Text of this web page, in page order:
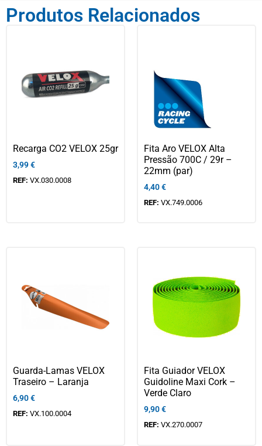
Produtos Relacionados
Recarga CO2 VELOX 25gr
3,99€
REF: VX.030.0008
Fita Aro VELOX Alta
Pressão 700C / 29r –
22mm (par)
4,40€
REF: VX.749.0006
Guarda-Lamas VELOX
Traseiro – Laranja
6,90€
REF: VX.100.0004
Fita Guiador VELOX
Guidoline Maxi Cork –
Verde Claro
9,90€
REF: VX.270.0007